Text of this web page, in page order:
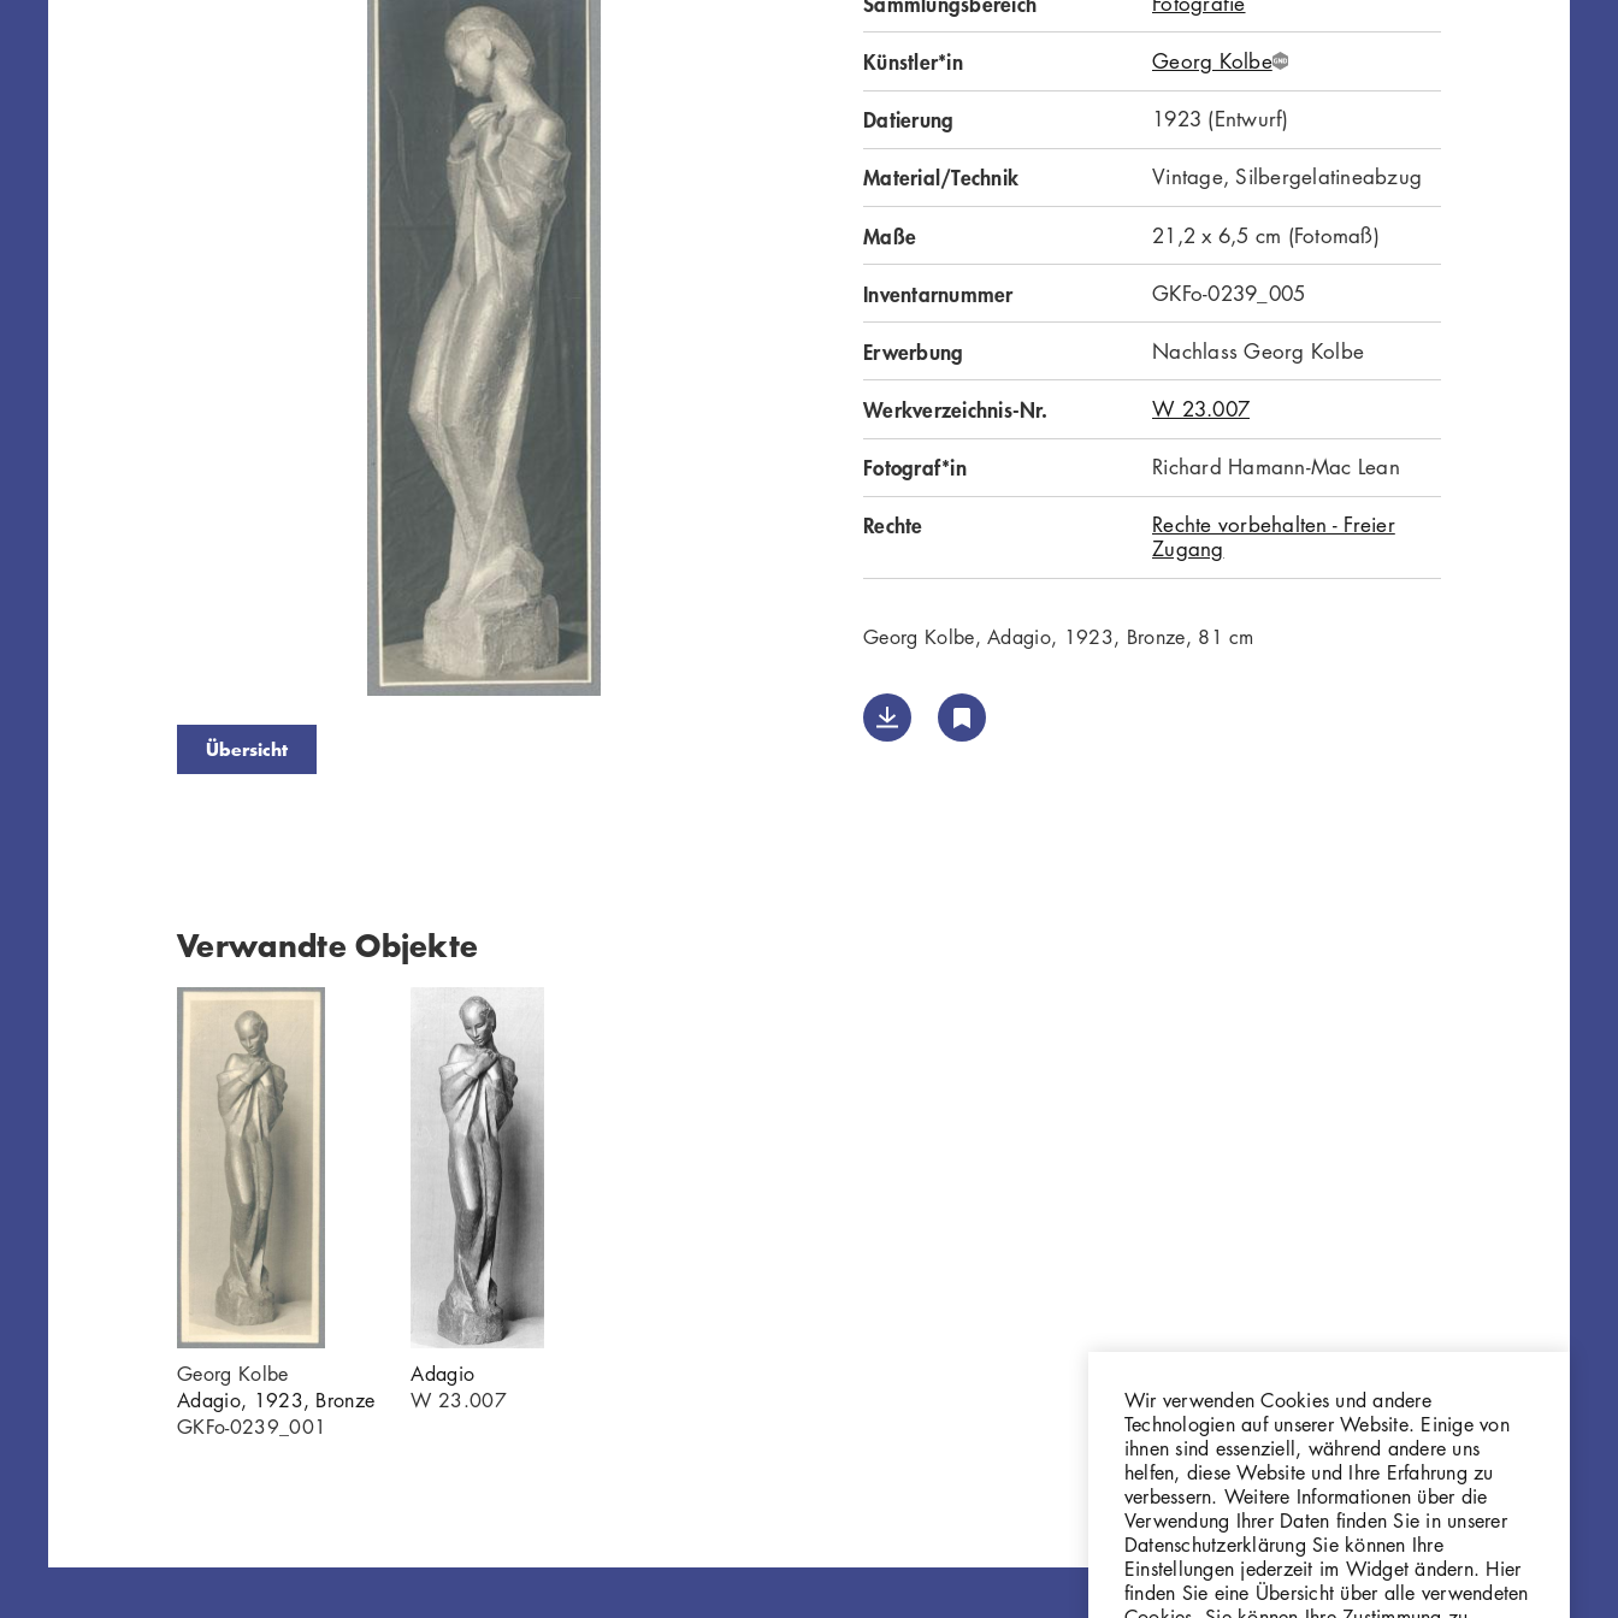
Übersicht
Künstler*in Georg KolbeG
N
D
Datierung 1923 (Entwurf)
Material/Technik Vintage, Silbergelatineabzug
Maße 21,2 x 6,5 cm (Fotomaß)
Inventarnummer GKFo-0239_005
Erwerbung Nachlass Georg Kolbe
Werkverzeichnis-Nr. W 23.007
Fotograf*in Richard Hamann-Mac Lean
Rechte
Rechte vorbehalten - Freier
Zugang
Georg Kolbe, Adagio, 1923, Bronze, 81 cm
Verwandte Objekte
Georg Kolbe
Adagio, 1923, Bronze
GKFo-0239_001
Adagio
W 23.007
Wir verwenden Cookies und andere
Technologien auf unserer Website. Einige von
ihnen sind essenziell, während andere uns
helfen, diese Website und Ihre Erfahrung zu
verbessern. Weitere Informationen über die
Verwendung Ihrer Daten finden Sie in unserer
Datenschutzerklärung Sie können Ihre
Einstellungen jederzeit im Widget ändern. Hier
finden Sie eine Übersicht über alle verwendeten